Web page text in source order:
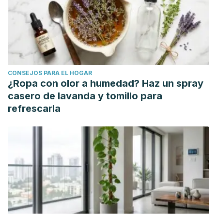
Sarbishegi, M., Charkhat Gorgich, E.A., Khajavi, O., Komeili,
G. and Salimi, S.The neuroprotective effects of hydro-
alcoholic extract of olive (Olea europaea L.) leaf on
rotenone-induced Parkinson’s disease in rat.2018; 33(1):
Sun, W., Frost, B. and Liu, J.
benefits!
Disponible
CONSEJOS PARA EL HOGAR
¿Ropa con olor a humedad? Haz un spray
casero de lavanda y tomillo para
refrescarla